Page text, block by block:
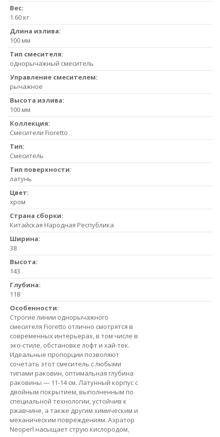
Вес:
1.60 кг
Длина излива:
100 мм
Тип смесителя:
однорычажный смеситель
Управление смесителем:
рычажное
Высота излива:
100 мм
Коллекция:
Смесители Fioretto
Тип:
Смеситель
Тип поверхности:
латунь
Цвет:
хром
Страна сборки:
Китайская Народная Республика
Ширина:
38
Высота:
143
Глубина:
118
Особенности:
Строгие линии однорычажного
смесителя Fioretto отлично смотрятся в
современных интерьерах, в том числе в
эко-стиле, обстановке лофт и хай-тек.
Идеальные пропорции позволяют
сочетать этот смеситель с любыми
типами раковин, оптимальная глубина
раковины — 11-14 см. Латунный корпус с
двойным покрытием, выполненным по
специальной технологии, устойчив к
ржавчине, а также другим химическим и
механическим повреждениям. Аэратор
Neoperl насыщает струю кислородом,